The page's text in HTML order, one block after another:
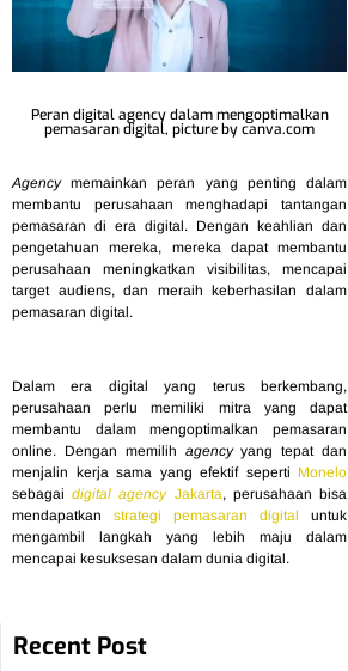
Peran digital agency dalam mengoptimalkan
pemasaran digital, picture by canva.com
Agencymemainkan peran yang penting dalam
membantu perusahaan menghadapi tantangan
pemasaran di era digital. Dengan keahlian dan
pengetahuan mereka, mereka dapat membantu
perusahaan meningkatkan visibilitas, mencapai
target audiens, dan meraih keberhasilan dalam
pemasaran digital.
Dalam era digital yang terus berkembang,
perusahaan perlu memiliki mitra yang dapat
membantu dalam mengoptimalkan pemasaran
online. Dengan memilih agencyyang tepat dan
menjalin kerja sama yang efektif seperti Monelo
sebagaidigital agencyJakarta, perusahaan bisa
mendapatkan strategi pemasaran digital untuk
mengambil langkah yang lebih maju dalam
mencapai kesuksesan dalam dunia digital.
Recent Post